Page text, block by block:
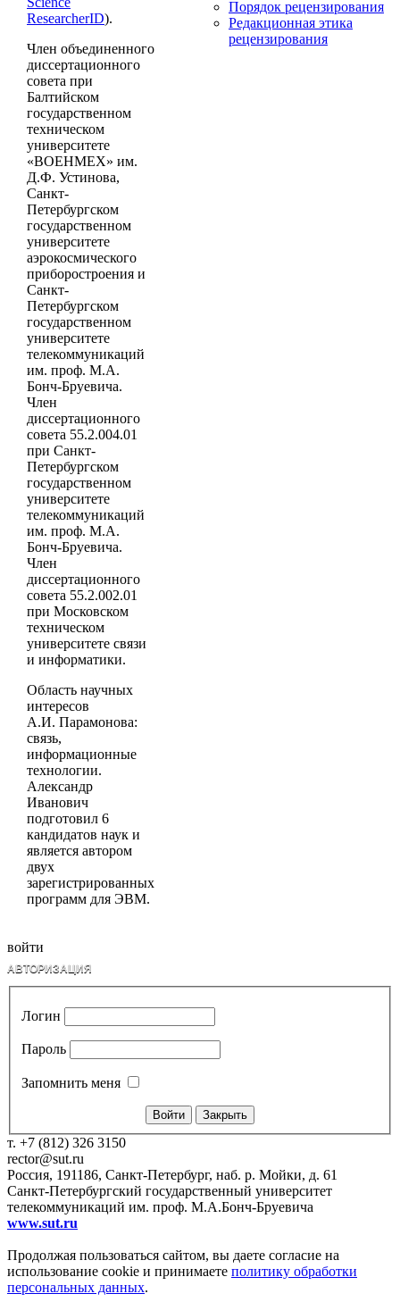
ResearcherID).
Член объединенного
диссертационного
совета при
Балтийском
государственном
техническом
университете
«ВОЕНМЕХ» им.
Д.Ф. Устинова,
Санкт-
Петербургском
государственном
университете
аэрокосмического
приборостроения и
Санкт-
Петербургском
государственном
университете
телекоммуникаций
им. проф. М.А.
Бонч-Бруевича.
Член
диссертационного
совета 55.2.004.01
при Санкт-
Петербургском
государственном
университете
телекоммуникаций
им. проф. М.А.
Бонч-Бруевича.
Член
диссертационного
совета 55.2.002.01
при Московском
техническом
университете связи
и информатики.
Область научных
интересов
А.И. Парамонова:
связь,
информационные
технологии.
Александр
Иванович
подготовил 6
кандидатов наук и
является автором
двух
зарегистрированных
программ для ЭВМ.
Порядок рецензирования
Редакционная этика
рецензирования
войти
АВТОРИЗАЦИЯ
Логин
Пароль
Запомнить меня
Закрыть
т. +7 (812) 326 3150
rector@sut.ru
Россия, 191186, Санкт-Петербург, наб. р. Мойки, д. 61
Санкт-Петербургский государственный университет
телекоммуникаций им. проф. М.А.Бонч-Бруевича
www.sut.ru
Продолжая пользоваться сайтом, вы даете согласие на
использование cookie и принимаете политику обработки
персональных данных.